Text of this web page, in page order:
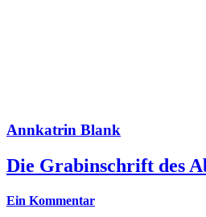
Annkatrin Blank
Die Grabinschrift des
Ein Kommentar